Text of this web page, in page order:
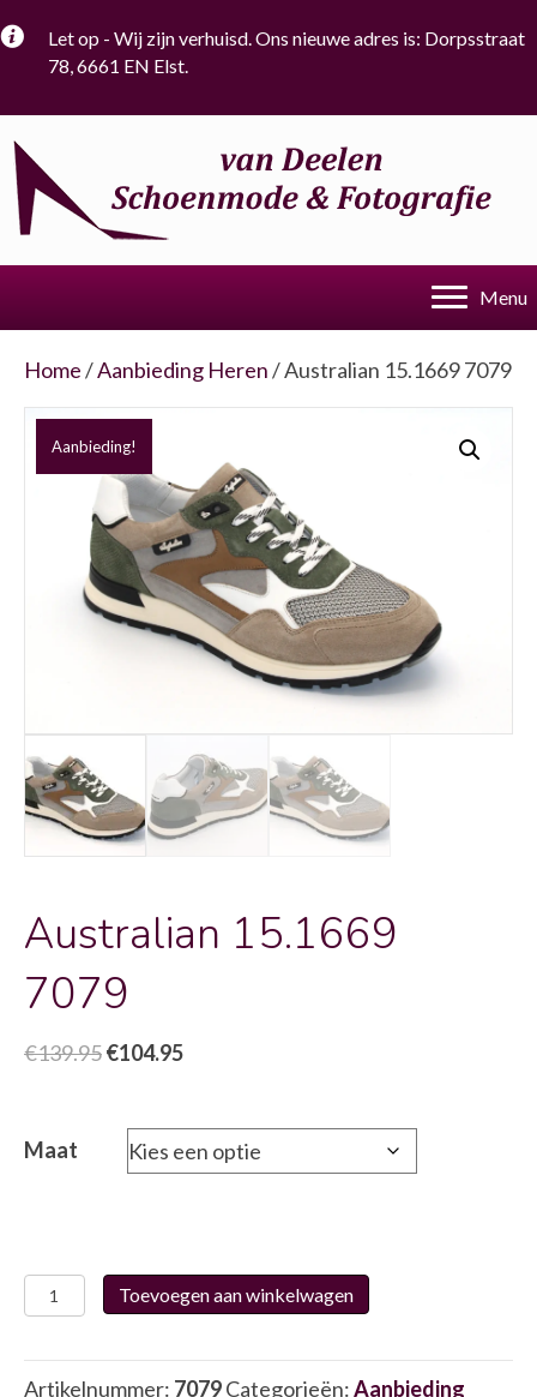
Let op - Wij zijn verhuisd. Ons nieuwe adres is: Dorpsstraat
78, 6661 EN Elst.
Menu
Home/Aanbieding Heren/ Australian 15.1669 7079
Aanbieding!
Australian 15.1669
7079
€139.95Oorspronkelijke
€139.95.
€104.95Huidige
€104.95.
Maat
Australian
15.1669
aantal
Toevoegen aan winkelwagen
Artikelnummer: 7079Categorieën:Aanbieding